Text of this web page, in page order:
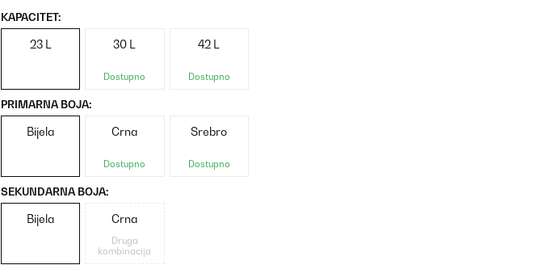
KAPACITET:
23 L 30 L
Dostupno
42 L
Dostupno
PRIMARNA BOJA:
Bijela Crna
Dostupno
Srebro
Dostupno
SEKUNDARNA BOJA:
Bijela Crna
Druga
kombinacija